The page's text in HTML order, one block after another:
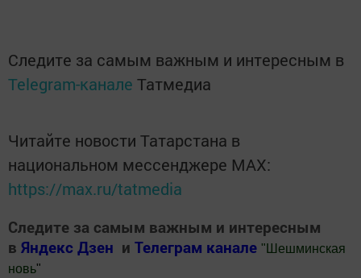
Следите за самым важным и интересным в
Telegram-канале Татмедиа
Читайте новости Татарстана в
национальном мессенджере MАХ:
https://max.ru/tatmedia
Следите за самым важным и интересным
в Яндекс Дзен и Телеграм канале " Шешминская
новь"